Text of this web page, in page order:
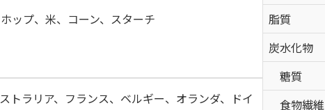
ップ、米、コーン、スターチ
トラリア、フランス、ベルギー、オランダ、ドイ
脂質
炭水化物
糖質
食物繊維